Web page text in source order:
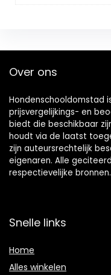
Over ons
Hondenschooldomstad
prijsvergelijkings- en
biedt die beschikbaar
houdt via de laatst
zijn auteursrechtelijk
eigenaren. Alle
respectievelijke bronnen.
Snelle links
Home
Alles winkelen